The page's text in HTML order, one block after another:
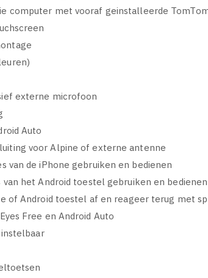
computer met vooraf geinstalleerde
externe microfoon
Auto
voor Alpine of externe antenne
van de iPhone gebruiken en bedienen
het Android toestel gebruiken en bedienen
of Android toestel af en reageer terug met
Free en Android Auto